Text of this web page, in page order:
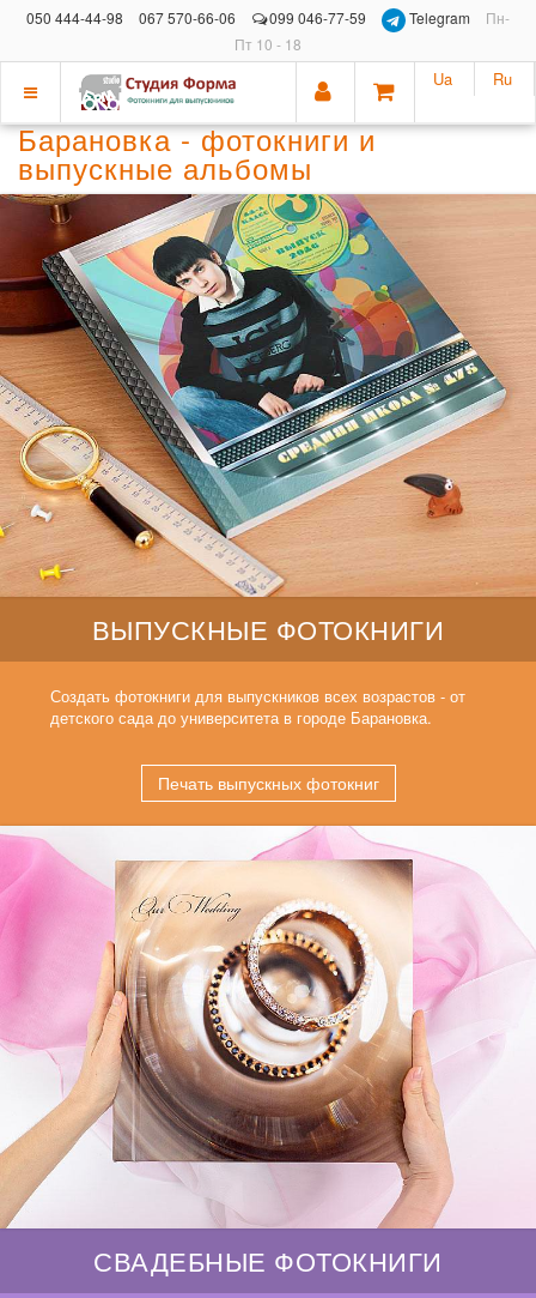
050 444-44-98 067 570-66-06 099 046-77-59 Telegram
Пн-
Пт 10 - 18
Показать
меню
Ua Ru
Барановка - фотокниги и
выпускные альбомы
ВЫПУСКНЫЕ ФОТОКНИГИ
Создать фотокниги для выпускников всех возрастов - от
детского сада до университета в городе Барановка.
Печать выпускных фотокниг
СВАДЕБНЫЕ ФОТОКНИГИ